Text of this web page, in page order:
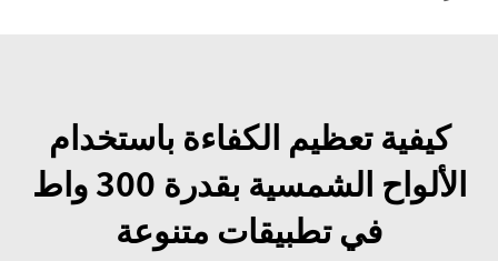
كيفية تعظيم الكفاءة باستخدام
الألواح الشمسية بقدرة 300 واط
في تطبيقات متنوعة